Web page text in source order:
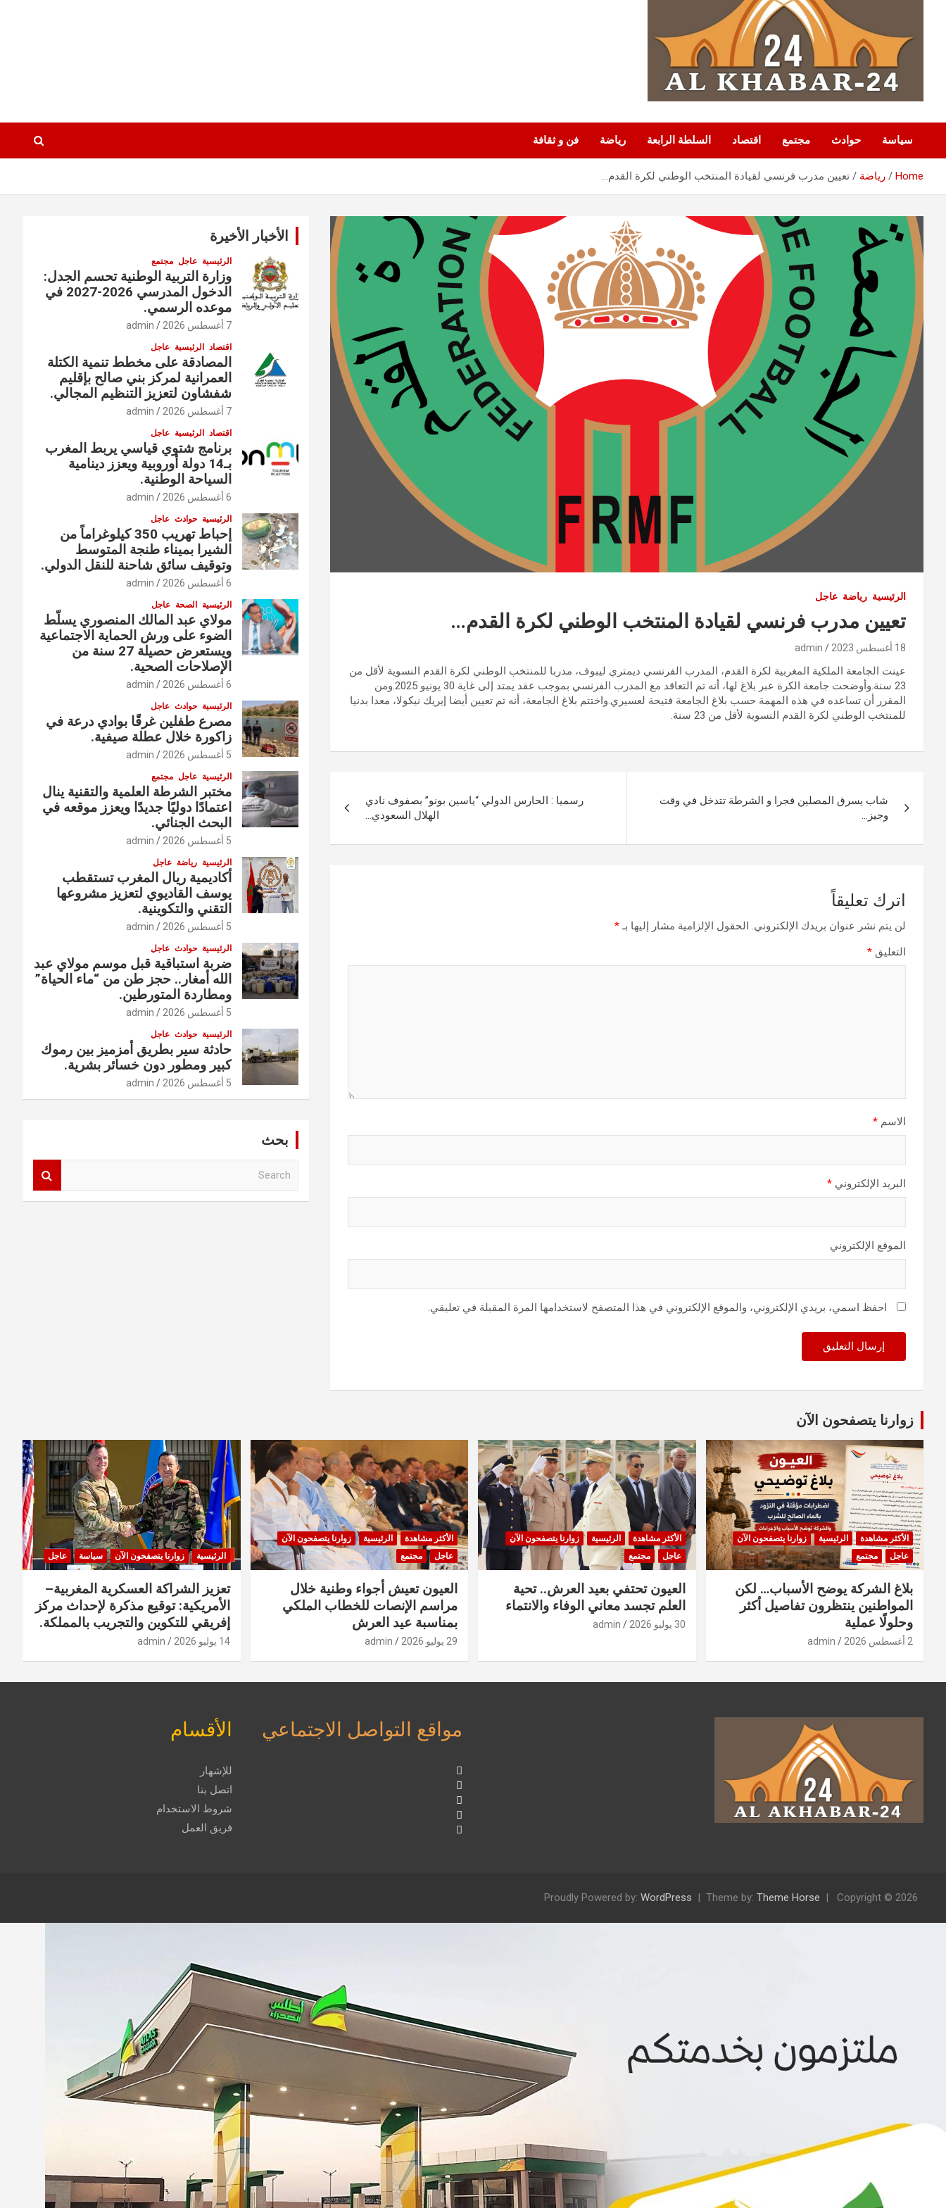
سياسة حوادث مجتمع اقتصاد السلطة الرابعة رياضة فن و ثقافة
Home رياضة تعيين مدرب فرنسي لقيادة المنتخب الوطني لكرة القدم…
الرئيسية رياضة عاجل
تعيين مدرب فرنسي لقيادة المنتخب الوطني لكرة القدم…
18 أغسطس 2023 admin
عينت الجامعة الملكية المغربية لكرة القدم، المدرب الفرنسي ديمتري ليبوف، مدربا للمنتخب الوطني لكرة القدم النسوية لأقل من
23 سنة.وأوضحت جامعة الكرة عبر بلاغ لها، أنه تم التعاقد مع المدرب الفرنسي بموجب عقد يمتد إلى غاية 30 يونيو 2025.ومن
المقرر أن تساعده في هذه المهمة حسب بلاغ الجامعة فتيحة لعسيري.واختتم بلاغ الجامعة، أنه تم تعيين أيضا إيريك نيكولا، معدا بدنيا
للمنتخب الوطني لكرة القدم النسوية لأقل من 23 سنة.
المقالات
شاب يسرق المصلين فجرا و الشرطة تتدخل في وقت
وجيز…
رسميا : الحارس الدولي “ياسين بونو” بصفوف نادي
الهلال السعودي…
اترك تعليقاً
لن يتم نشر عنوان بريدك الإلكتروني. الحقول الإلزامية مشار إليها بـ *
التعليق *
الاسم *
البريد الإلكتروني *
الموقع الإلكتروني
احفظ اسمي، بريدي الإلكتروني، والموقع الإلكتروني في هذا المتصفح لاستخدامها المرة المقبلة في تعليقي.
الأخبار الأخيرة
الرئيسية عاجل مجتمع
وزارة التربية الوطنية تحسم الجدل:
الدخول المدرسي 2026-2027 في
موعده الرسمي.
7 أغسطس 2026 admin
اقتصاد الرئيسية عاجل
المصادقة على مخطط تنمية الكتلة
العمرانية لمركز بني صالح بإقليم
شفشاون لتعزيز التنظيم المجالي.
7 أغسطس 2026 admin
اقتصاد الرئيسية عاجل
برنامج شتوي قياسي يربط المغرب
بـ14 دولة أوروبية ويعزز دينامية
السياحة الوطنية.
6 أغسطس 2026 admin
الرئيسية حوادث عاجل
إحباط تهريب 350 كيلوغراماً من
الشيرا بميناء طنجة المتوسط
وتوقيف سائق شاحنة للنقل الدولي.
6 أغسطس 2026 admin
الرئيسية الصحة عاجل
مولاي عبد المالك المنصوري يسلّط
الضوء على ورش الحماية الاجتماعية
ويستعرض حصيلة 27 سنة من
الإصلاحات الصحية.
6 أغسطس 2026 admin
الرئيسية حوادث عاجل
مصرع طفلين غرقًا بوادي درعة في
زاكورة خلال عطلة صيفية.
5 أغسطس 2026 admin
الرئيسية عاجل مجتمع
مختبر الشرطة العلمية والتقنية ينال
اعتمادًا دوليًا جديدًا ويعزز موقعه في
البحث الجنائي.
5 أغسطس 2026 admin
الرئيسية رياضة عاجل
أكاديمية ريال المغرب تستقطب
يوسف القاديوي لتعزيز مشروعها
التقني والتكوينية.
5 أغسطس 2026 admin
الرئيسية حوادث عاجل
ضربة استباقية قبل موسم مولاي عبد
الله أمغار.. حجز طن من “ماء الحياة”
ومطاردة المتورطين.
5 أغسطس 2026 admin
الرئيسية حوادث عاجل
حادثة سير بطريق أمزميز بين رموك
كبير ومطور دون خسائر بشرية.
5 أغسطس 2026 admin
بحث
زوارنا يتصفحون الآن
الأكثر مشاهدة الرئيسية
زوارنا يتصفحون الآن
عاجل
مجتمع
بلاغ الشركة يوضح الأسباب… لكن
المواطنين ينتظرون تفاصيل أكثر
وحلولًا عملية
2 أغسطس 2026 admin
الأكثر مشاهدة الرئيسية
زوارنا يتصفحون الآن
عاجل
مجتمع
العيون تحتفي بعيد العرش.. تحية
العلم تجسد معاني الوفاء والانتماء
30 يوليو 2026 admin
الأكثر مشاهدة الرئيسية
زوارنا يتصفحون الآن
عاجل
مجتمع
العيون تعيش أجواء وطنية خلال
مراسم الإنصات للخطاب الملكي
بمناسبة عيد العرش
29 يوليو 2026 admin
الرئيسية زوارنا يتصفحون الآن سياسة عاجل
تعزيز الشراكة العسكرية المغربية–
الأمريكية: توقيع مذكرة لإحداث مركز
إفريقي للتكوين والتجريب بالمملكة.
14 يوليو 2026 admin
مواقع التواصل الاجتماعي الأقسام
للإشهار
اتصل بنا
شروط الاستخدام
فريق العمل
Copyright © 2026
Theme by: Theme Horse
Proudly Powered by: WordPress